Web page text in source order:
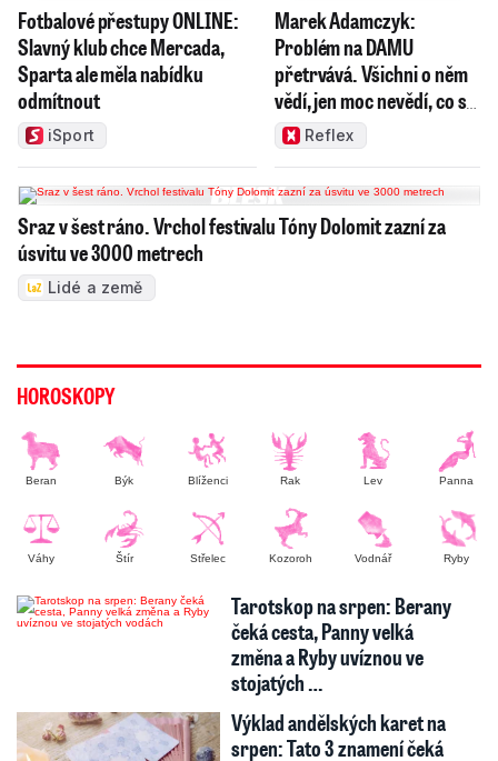
Fotbalové přestupy ONLINE:
Slavný klub chce Mercada,
Sparta ale měla nabídku
odmítnout
iSport
Marek Adamczyk:
Problém na DAMU
přetrvává. Všichni o něm
vědí, jen moc nevědí, co s
nímReflex
Sraz v šest ráno. Vrchol festivalu Tóny Dolomit zazní za
úsvitu ve 3000 metrech
Lidé a země
HOROSKOPY
Beran Býk Blíženci Rak Lev Panna
Váhy Štír Střelec Kozoroh Vodnář Ryby
Tarotskop na srpen: Berany
čeká cesta, Panny velká
změna a Ryby uvíznou ve
stojatých …
Výklad andělských karet na
srpen: Tato 3 znamení čeká